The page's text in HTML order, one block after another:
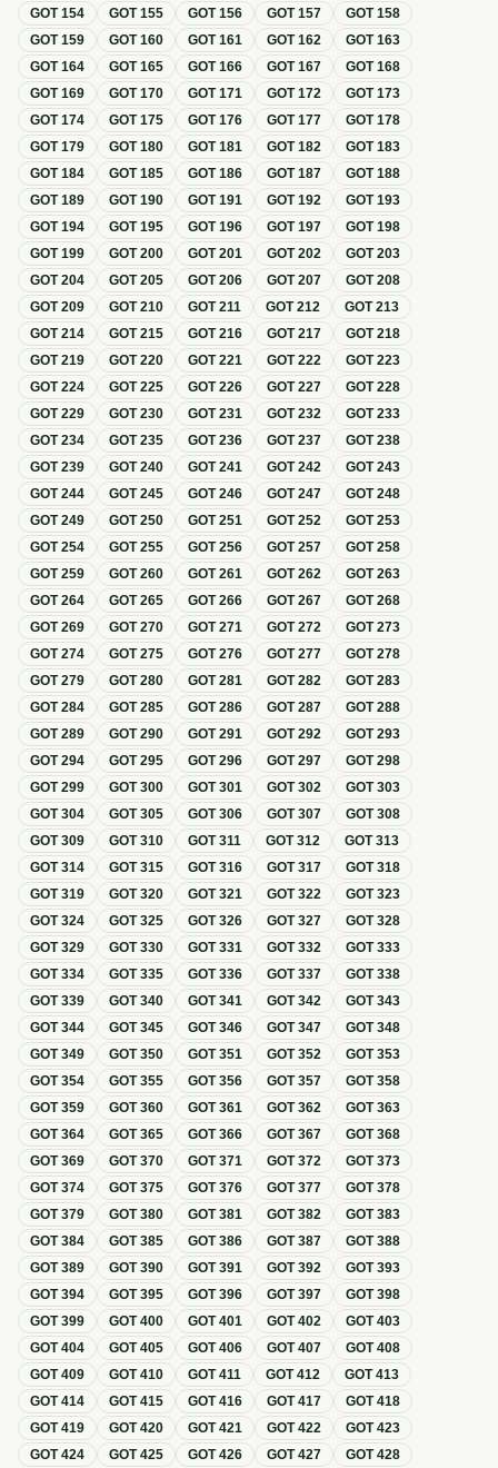
GOT154 GOT155 GOT156 GOT157 GOT158
GOT159 GOT160 GOT161 GOT162 GOT163
GOT164 GOT165 GOT166 GOT167 GOT168
GOT169 GOT170 GOT171 GOT172 GOT173
GOT174 GOT175 GOT176 GOT177 GOT178
GOT179 GOT180 GOT181 GOT182 GOT183
GOT184 GOT185 GOT186 GOT187 GOT188
GOT189 GOT190 GOT191 GOT192 GOT193
GOT194 GOT195 GOT196 GOT197 GOT198
GOT199 GOT200 GOT201 GOT202 GOT203
GOT204 GOT205 GOT206 GOT207 GOT208
GOT209 GOT210 GOT211 GOT212 GOT213
GOT214 GOT215 GOT216 GOT217 GOT218
GOT219 GOT220 GOT221 GOT222 GOT223
GOT224 GOT225 GOT226 GOT227 GOT228
GOT229 GOT230 GOT231 GOT232 GOT233
GOT234 GOT235 GOT236 GOT237 GOT238
GOT239 GOT240 GOT241 GOT242 GOT243
GOT244 GOT245 GOT246 GOT247 GOT248
GOT249 GOT250 GOT251 GOT252 GOT253
GOT254 GOT255 GOT256 GOT257 GOT258
GOT259 GOT260 GOT261 GOT262 GOT263
GOT264 GOT265 GOT266 GOT267 GOT268
GOT269 GOT270 GOT271 GOT272 GOT273
GOT274 GOT275 GOT276 GOT277 GOT278
GOT279 GOT280 GOT281 GOT282 GOT283
GOT284 GOT285 GOT286 GOT287 GOT288
GOT289 GOT290 GOT291 GOT292 GOT293
GOT294 GOT295 GOT296 GOT297 GOT298
GOT299 GOT300 GOT301 GOT302 GOT303
GOT304 GOT305 GOT306 GOT307 GOT308
GOT309 GOT310 GOT311 GOT312 GOT313
GOT314 GOT315 GOT316 GOT317 GOT318
GOT319 GOT320 GOT321 GOT322 GOT323
GOT324 GOT325 GOT326 GOT327 GOT328
GOT329 GOT330 GOT331 GOT332 GOT333
GOT334 GOT335 GOT336 GOT337 GOT338
GOT339 GOT340 GOT341 GOT342 GOT343
GOT344 GOT345 GOT346 GOT347 GOT348
GOT349 GOT350 GOT351 GOT352 GOT353
GOT354 GOT355 GOT356 GOT357 GOT358
GOT359 GOT360 GOT361 GOT362 GOT363
GOT364 GOT365 GOT366 GOT367 GOT368
GOT369 GOT370 GOT371 GOT372 GOT373
GOT374 GOT375 GOT376 GOT377 GOT378
GOT379 GOT380 GOT381 GOT382 GOT383
GOT384 GOT385 GOT386 GOT387 GOT388
GOT389 GOT390 GOT391 GOT392 GOT393
GOT394 GOT395 GOT396 GOT397 GOT398
GOT399 GOT400 GOT401 GOT402 GOT403
GOT404 GOT405 GOT406 GOT407 GOT408
GOT409 GOT410 GOT411 GOT412 GOT413
GOT414 GOT415 GOT416 GOT417 GOT418
GOT419 GOT420 GOT421 GOT422 GOT423
GOT424 GOT425 GOT426 GOT427 GOT428